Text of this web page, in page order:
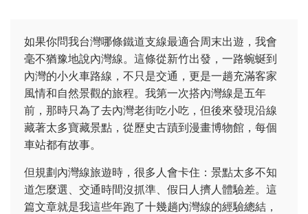
如果你問我台灣哪條鐵道支線最適合周末出遊，我會
毫不猶豫地說內灣線。這條從新竹出發，一路蜿蜒到
內灣的小火車路線，不只是交通，更是一趟充滿客家
風情和自然景觀的旅程。我第一次搭內灣線是五年
前，那時只為了去內灣老街吃小吃，但後來發現沿線
藏著太多寶藏景點，從歷史古蹟到漫畫博物館，每個
車站都有故事。
但規劃內灣線旅遊時，很多人會卡住：景點太多不知
道怎麼選、交通時間沒抓準、假日人擠人體驗差。這
篇文章就是我這些年跑了十幾趟內灣線的經驗總結，